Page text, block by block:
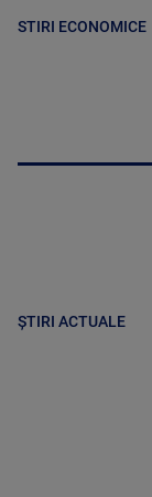
STIRI ECONOMICE
ȘTIRI ACTUALE